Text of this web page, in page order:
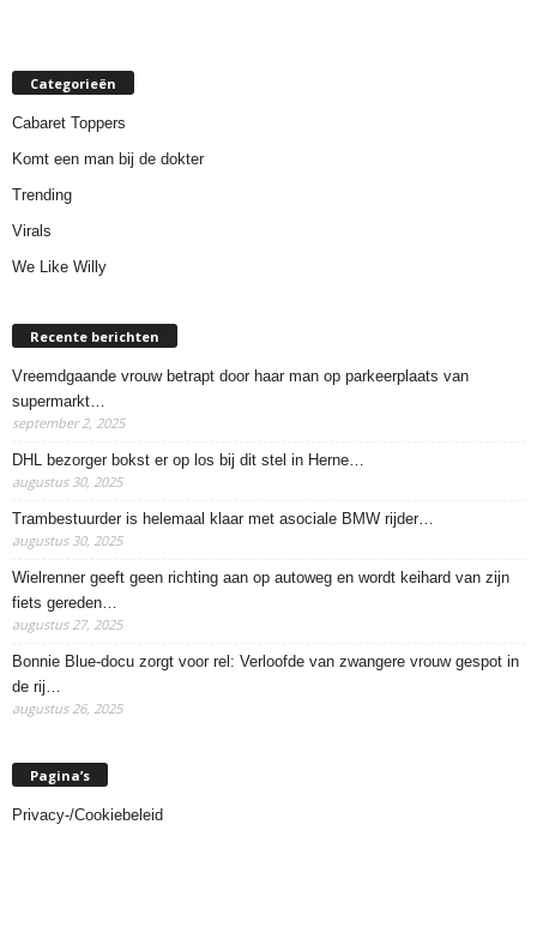
Categorieën
Cabaret Toppers
Komt een man bij de dokter
Trending
Virals
We Like Willy
Recente berichten
Vreemdgaande vrouw betrapt door haar man op parkeerplaats van
supermarkt…
september 2, 2025
DHL bezorger bokst er op los bij dit stel in Herne…
augustus 30, 2025
Trambestuurder is helemaal klaar met asociale BMW rijder…
augustus 30, 2025
Wielrenner geeft geen richting aan op autoweg en wordt keihard van zijn
fiets gereden…
augustus 27, 2025
Bonnie Blue-docu zorgt voor rel: Verloofde van zwangere vrouw gespot in
de rij…
augustus 26, 2025
Pagina’s
Privacy-/Cookiebeleid